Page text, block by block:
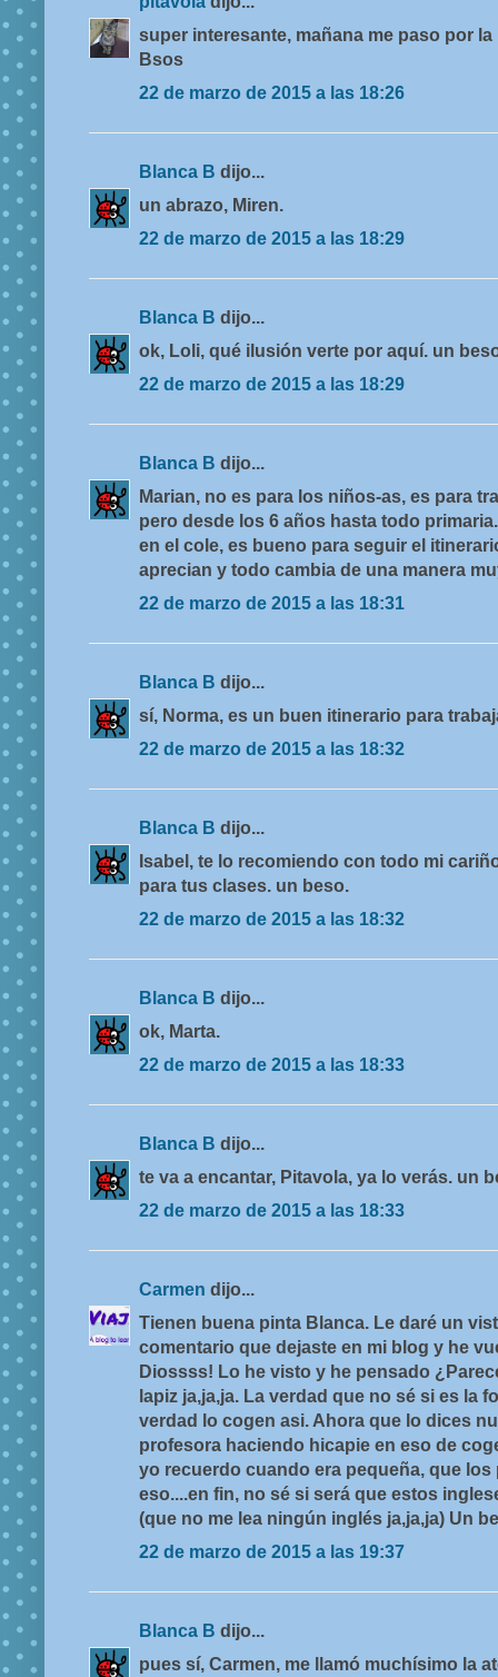
super interesante, mañana me paso por la
Bsos
22 de marzo de 2015 a las 18:26
Blanca B dijo...
un abrazo, Miren.
22 de marzo de 2015 a las 18:29
Blanca B dijo...
ok, Loli, qué ilusión verte por aquí. un
22 de marzo de 2015 a las 18:29
Blanca B dijo...
Marian, no es para los niños-as, es para
pero desde los 6 años hasta todo
en el cole, es bueno para seguir el
aprecian y todo cambia de una manera
22 de marzo de 2015 a las 18:31
Blanca B dijo...
sí, Norma, es un buen itinerario para
22 de marzo de 2015 a las 18:32
Blanca B dijo...
Isabel, te lo recomiendo con todo mi
para tus clases. un beso.
22 de marzo de 2015 a las 18:32
Blanca B dijo...
ok, Marta.
22 de marzo de 2015 a las 18:33
Blanca B dijo...
te va a encantar, Pitavola, ya lo verás. un
22 de marzo de 2015 a las 18:33
Carmen dijo...
Tienen buena pinta Blanca. Le daré un
comentario que dejaste en mi blog y he
Diossss! Lo he visto y he pensado
lapiz ja,ja,ja. La verdad que no sé si es la
verdad lo cogen asi. Ahora que lo dices
profesora haciendo hicapie en eso de
yo recuerdo cuando era pequeña, que
eso....en fin, no sé si será que estos
(que no me lea ningún inglés ja,ja,ja) Un
22 de marzo de 2015 a las 19:37
Blanca B dijo...
pues sí, Carmen, me llamó muchísimo la